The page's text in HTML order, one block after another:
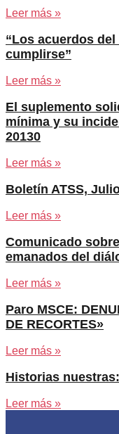
Leer más »
“Los acuerdos
cumplirse”
Leer más »
El suplemento
mínima y su
20130
Leer más »
Boletín ATSS,
Leer más »
Comunicado
emanados del
Leer más »
Paro MSCE:
DE RECORTES»
Leer más »
Historias
Leer más »